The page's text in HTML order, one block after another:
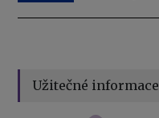
Užitečné informace